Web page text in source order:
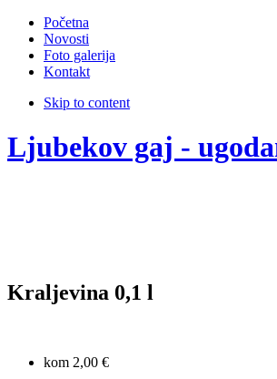
Početna
Novosti
Foto galerija
Kontakt
Skip to content
Ljubekov gaj -
Kraljevina 0,1 l
kom 2,00 €